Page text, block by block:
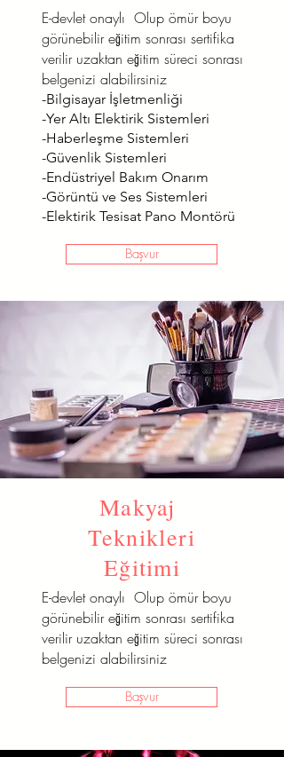
E-devlet onaylı Olup ömür boyu
görünebilir eğitim sonrası sertifika
verilir uzaktan eğitim süreci sonrası
belgenizi alabilirsiniz
-Bilgisayar İşletmenliği
-Yer Altı Elektirik Sistemleri
-Haberleşme Sistemleri
-Güvenlik Sistemleri
-Endüstriyel Bakım Onarım
-Görüntü ve Ses Sistemleri
-Elektirik Tesisat Pano Montörü
Başvur
Makyaj
Teknikleri
Eğitimi
E-devlet onaylı Olup ömür boyu
görünebilir eğitim sonrası sertifika
verilir uzaktan eğitim süreci sonrası
belgenizi alabilirsiniz
Başvur